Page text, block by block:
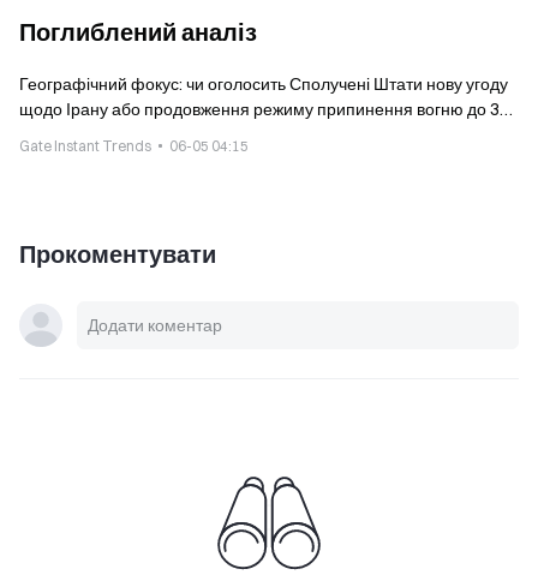
Поглиблений аналіз
Географічний фокус: чи оголосить Сполучені Штати нову угоду
щодо Ірану або продовження режиму припинення вогню до 30
Gate Instant Trends 06-05 04:15
Прокоментувати